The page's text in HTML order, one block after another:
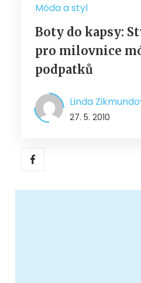
Móda a styl
Boty do kapsy:
pro milovnice
podpatků
Linda
27. 5. 2010